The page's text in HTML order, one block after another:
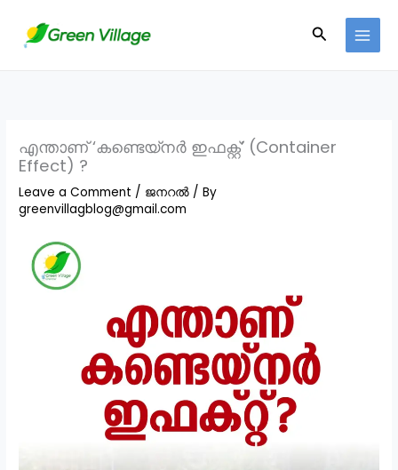
Search
എന്താണ് ‘കണ്ടെയ്‌നർ ഇഫക്റ്റ്’ (Container
Effect) ?
Leave a Comment / ജനറൽ / By
greenvillagblog@gmail.com